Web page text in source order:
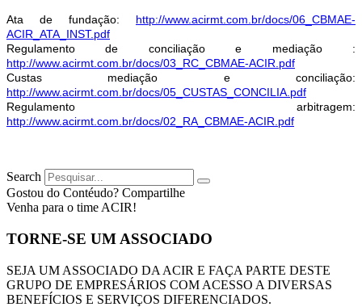
Ata de fundação: http://www.acirmt.com.br/docs/06_CBMAE-
ACIR_ATA_INST.pdf
Regulamento de conciliação e mediação :
http://www.acirmt.com.br/docs/03_RC_CBMAE-ACIR.pdf
Custas mediação e conciliação:
http://www.acirmt.com.br/docs/05_CUSTAS_CONCILIA.pdf
Regulamento arbitragem:
http://www.acirmt.com.br/docs/02_RA_CBMAE-ACIR.pdf
Search
Gostou do Contéudo? Compartilhe
Venha para o time ACIR!
TORNE-SE UM ASSOCIADO
SEJA UM ASSOCIADO DA ACIR E FAÇA PARTE DESTE
GRUPO DE EMPRESÁRIOS COM ACESSO A DIVERSAS
BENEFÍCIOS E SERVIÇOS DIFERENCIADOS.